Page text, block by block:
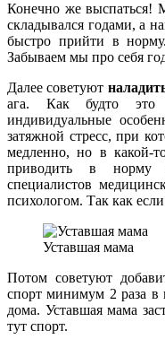
Конечно же
складывался годами, а
быстро прийти в
Забываем мы про себя
Далее советуют
ага. Как будто это
индивидуальные
затяжной стресс, при
медленно, но в какой-
приводить в норму
специалистов
психологом. Так как
Уставшая мама
Потом советуют
спорт минимум 2 раза в
дома. Уставшая мама
тут спорт.